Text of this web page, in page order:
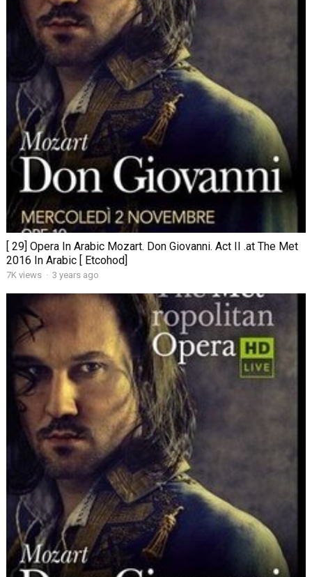
[ 29] Opera In Arabic Mozart. Don Giovanni. Act II .at The Met
2016 In Arabic [ Etcohod]
7K views · 3 years ago